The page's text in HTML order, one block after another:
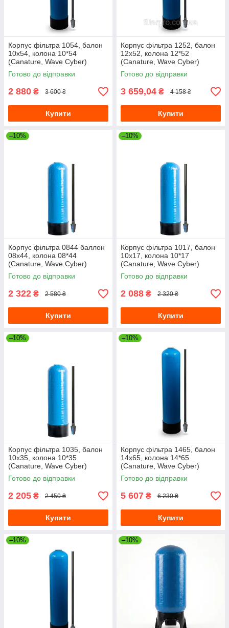
Корпус фільтра 1054, балон
10х54, колона 10*54
(Canature, Wave Cyber)
10"х54" з трубою
Готово до відправки
2 880 ₴ 3 600 ₴
Купити
Корпус фільтра 1252, балон
12х52, колона 12*52
(Canature, Wave Cyber)
12"х52" з трубою та дистриб.
Готово до відправки
3 659,04 ₴ 4 158 ₴
Купити
–10%
Корпус фільтра 0844 баллон
08х44, колона 08*44
(Canature, Wave Cyber)
08"х44"
Готово до відправки
2 322 ₴ 2 580 ₴
Купити
–10%
Корпус фільтра 1017, балон
10х17, колона 10*17
(Canature, Wave Cyber)
10"х17"
Готово до відправки
2 088 ₴ 2 320 ₴
Купити
–10%
Корпус фільтра 1035, балон
10х35, колона 10*35
(Canature, Wave Cyber)
10"х35" з трубою
Готово до відправки
2 205 ₴ 2 450 ₴
Купити
–10%
Корпус фільтра 1465, балон
14х65, колона 14*65
(Canature, Wave Cyber)
14"х65"
Готово до відправки
5 607 ₴ 6 230 ₴
Купити
–10% –10%